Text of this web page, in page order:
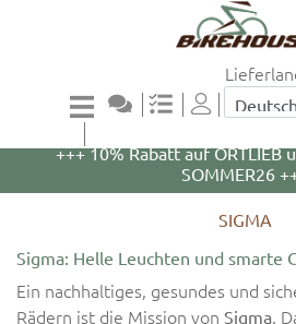
+++ 5% Rabatt auf WOOM
+++ 10% Rabatt auf ORTLIEB
SOMMER26
SIGMA
Sigma: Helle Leuchten und smarte
Ein nachhaltiges, gesundes und
Rädern ist die Mission von Sigma.